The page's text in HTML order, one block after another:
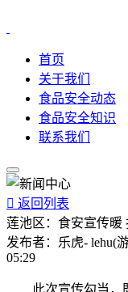
首页
关于我们
食品安全动态
食品安全知识
联系我们
 返回列表
莲池区：食安宣传暖
发布者： 乐虎- lehu(
05:29
此次宣传勾当，既